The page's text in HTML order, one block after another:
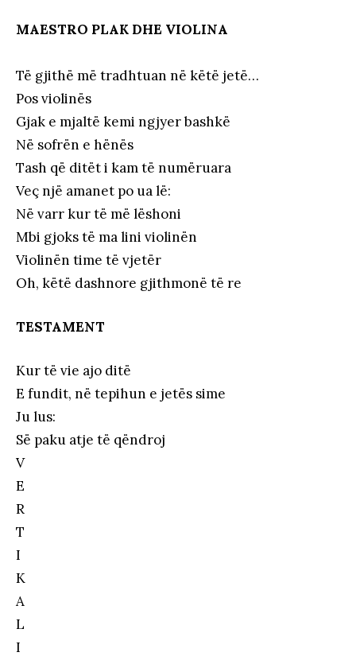
MAESTRO PLAK DHE VIOLINA
Të gjithë më tradhtuan në këtë jetë…
Pos violinës
Gjak e mjaltë kemi ngjyer bashkë
Në sofrën e hënës
Tash që ditët i kam të numëruara
Veç një amanet po ua lë:
Në varr kur të më lëshoni
Mbi gjoks të ma lini violinën
Violinën time të vjetër
Oh, këtë dashnore gjithmonë të re
TESTAMENT
Kur të vie ajo ditë
E fundit, në tepihun e jetës sime
Ju lus:
Së paku atje të qëndroj
V
E
R
T
I
K
A
L
I